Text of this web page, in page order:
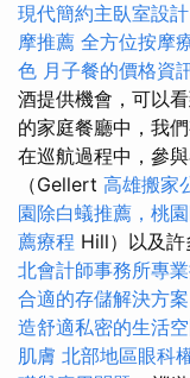
現代簡約主臥室設
摩推薦 全方位按摩
色 月子餐的價格資
酒提供機會，可以
的家庭餐廳中，我
在巡航過程中，參
（Gellert 高雄搬家
園除白蟻推薦，桃
薦療程 Hill）以及許
北會計師事務所專
合適的存儲解決方案
造舒適私密的生活
肌膚 北部地區眼科